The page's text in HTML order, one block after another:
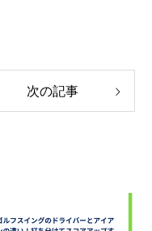
次の記事